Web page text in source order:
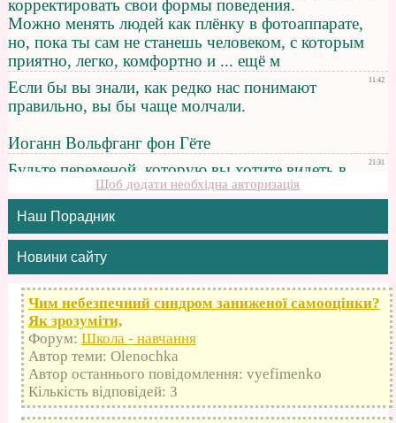
Щоб додати необхідна авторизація
Наш Порадник
Новини сайту
Чим небезпечний синдром заниженої самооцінки?
Як зрозуміти,
Форум: Школа - навчання
Автор теми: Olenochka
Автор останнього повідомлення: vyefimenko
Кількість відповідей: 3